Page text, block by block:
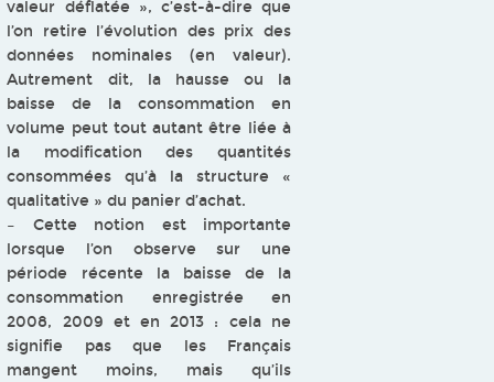
valeur déflatée », c’est-à-dire que
l’on retire l’évolution des prix des
données nominales (en valeur).
Autrement dit, la hausse ou la
baisse de la consommation en
volume peut tout autant être liée à
la modification des quantités
consommées qu’à la structure «
qualitative » du panier d’achat.
– Cette notion est importante
lorsque l’on observe sur une
période récente la baisse de la
consommation enregistrée en
2008, 2009 et en 2013 : cela ne
signifie pas que les Français
mangent moins, mais qu’ils